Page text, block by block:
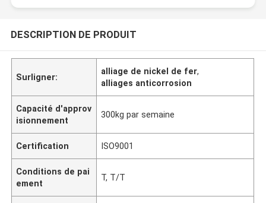
DESCRIPTION DE PRODUIT
Surligner:
alliage de nickel de fer,
alliages anticorrosion
Capacité d'approv
isionnement
300kg par semaine
Certification ISO9001
Conditions de pai
ement
T, T/T